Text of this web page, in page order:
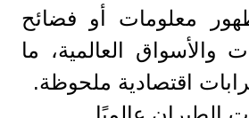
معلومات أو فضائح
والأسواق العالمية، ما
اقتصادية ملحوظة.